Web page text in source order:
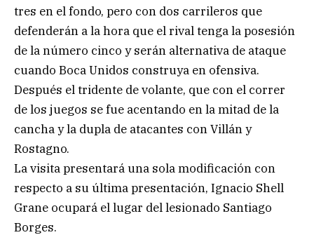
tres en el fondo, pero con dos carrileros que
defenderán a la hora que el rival tenga la posesión
de la número cinco y serán alternativa de ataque
cuando Boca Unidos construya en ofensiva.
Después el tridente de volante, que con el correr
de los juegos se fue acentando en la mitad de la
cancha y la dupla de atacantes con Villán y
Rostagno.
La visita presentará una sola modificación con
respecto a su última presentación, Ignacio Shell
Grane ocupará el lugar del lesionado Santiago
Borges.